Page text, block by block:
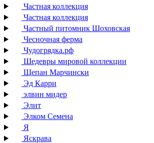
Частная коллекция
Частная коллекция
Частный питомник Шоховская
Чесночная ферма
Чудогрядка.рф
Шедевры мировой коллекции
Щепан Марчински
Эд Карри
элвин мидер
Элит
Элком Семена
Я
Яскрава